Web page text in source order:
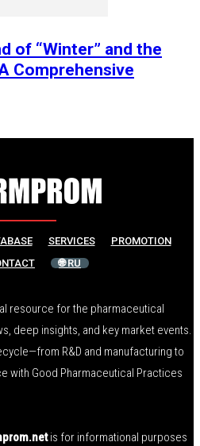
of “Winter” and the
Comprehensive
SERVICES
PROMOTION
🌐 RU
resource for the pharmaceutical
deep insights, and key market events.
R&D and manufacturing to
with Good Pharmaceutical Practices
is for informational purposes